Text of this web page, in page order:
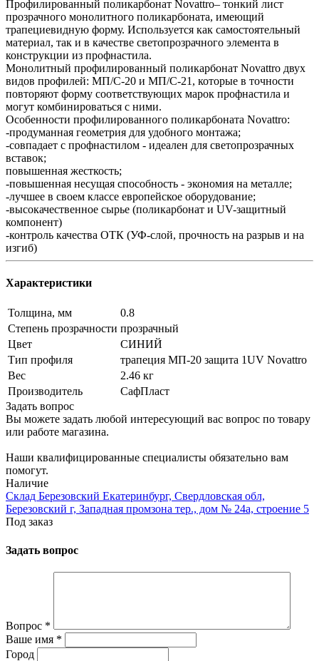
Профилированный поликарбонат Novattro– тонкий лист
прозрачного монолитного поликарбоната, имеющий
трапециевидную форму. Используется как самостоятельный
материал, так и в качестве светопрозрачного элемента в
конструкции из профнастила.
Монолитный профилированный поликарбонат Novattro двух
видов профилей: МП/С-20 и МП/С-21, которые в точности
повторяют форму соответствующих марок профнастила и
могут комбинироваться с ними.
Особенности профилированного поликарбоната Novattro:
-продуманная геометрия для удобного монтажа;
-совпадает с профнастилом - идеален для светопрозрачных
вставок;
повышенная жесткость;
-повышенная несущая способность - экономия на металле;
-лучшее в своем классе европейское оборудование;
-высокачественное сырье (поликарбонат и UV-защитный
компонент)
-контроль качества ОТК (УФ-слой, прочность на разрыв и на
изгиб)
Характеристики
Толщина, мм
0.8
Степень прозрачности прозрачный
Цвет
СИНИЙ
Тип профиля
трапеция МП-20 защита 1UV Novattro
Вес
2.46 кг
Производитель
СафПласт
Задать вопрос
Вы можете задать любой интересующий вас вопрос по товару
или работе магазина.
Наши квалифицированные специалисты обязательно вам
помогут.
Наличие
Склад Березовский Екатеринбург, Свердловская обл,
Березовский г, Западная промзона тер., дом № 24а, строение 5
Под заказ
Задать вопрос
Вопрос *
Ваше имя *
Город